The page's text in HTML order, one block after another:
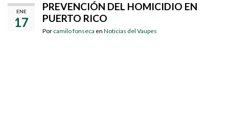
ENE
17
PREVENCIÓN DEL HOMICIDIO EN
PUERTO RICO
Por camilo fonseca en Noticias del Vaupes